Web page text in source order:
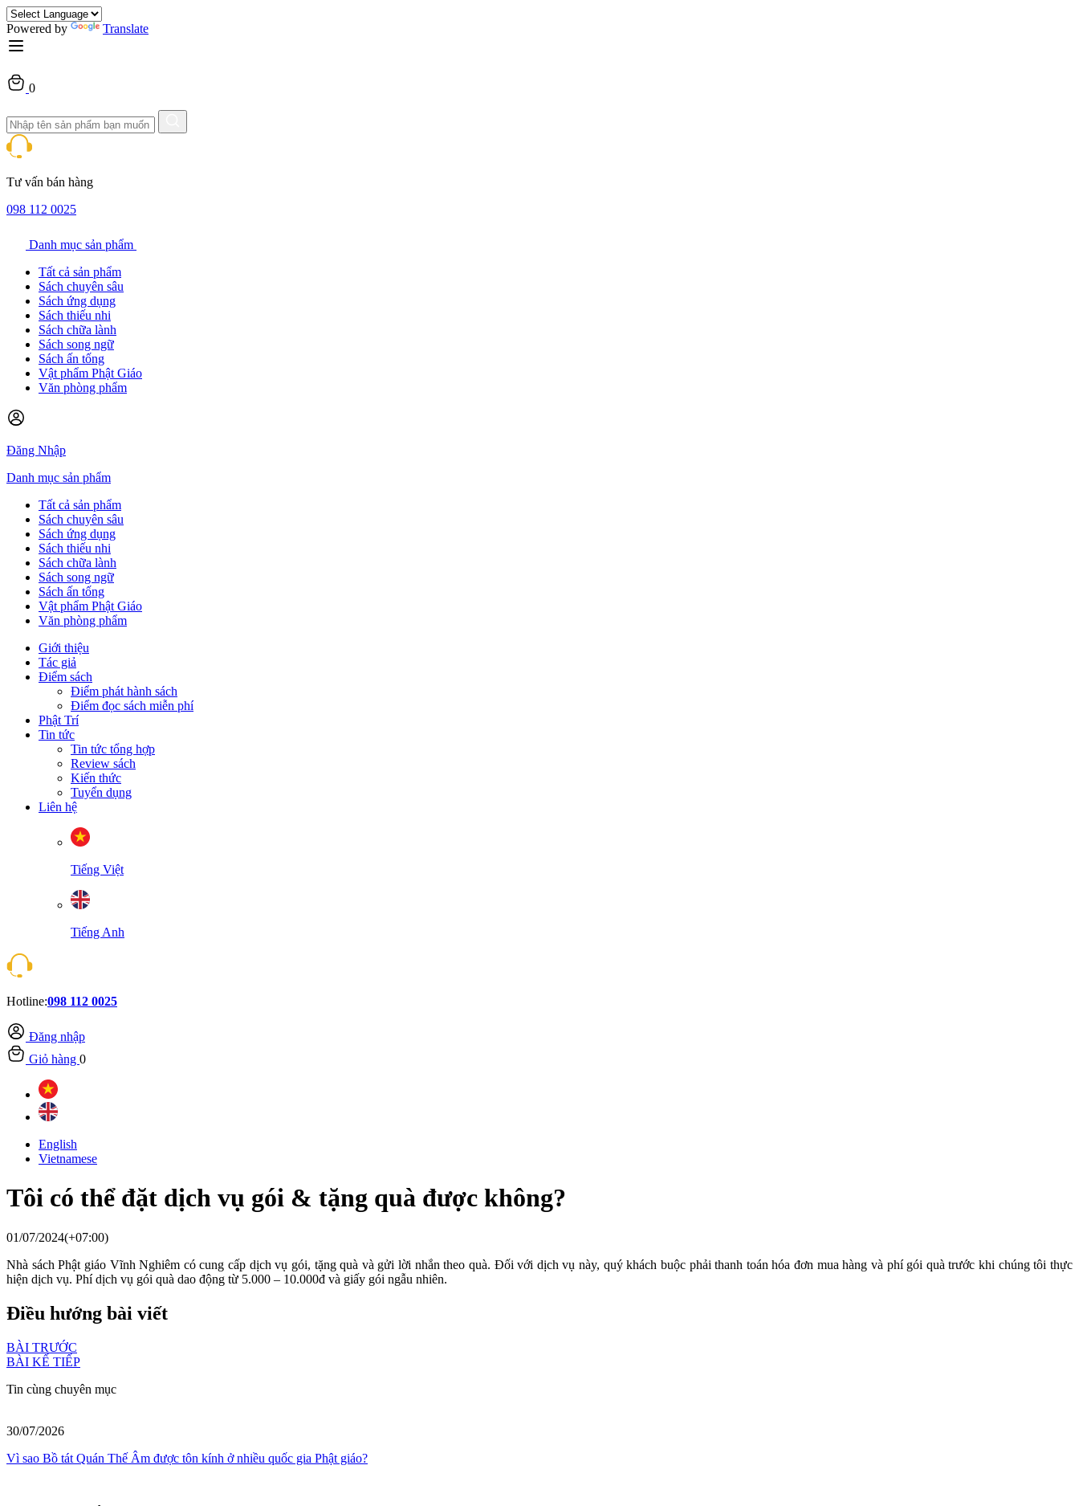
Powered by Translate
0
Tư vấn bán hàng
098 112 0025
Danh mục sản phẩm
Tất cả sản phẩm
Sách chuyên sâu
Sách ứng dụng
Sách thiếu nhi
Sách chữa lành
Sách song ngữ
Sách ấn tống
Vật phẩm Phật Giáo
Văn phòng phẩm
Đăng Nhập
Danh mục sản phẩm
Tất cả sản phẩm
Sách chuyên sâu
Sách ứng dụng
Sách thiếu nhi
Sách chữa lành
Sách song ngữ
Sách ấn tống
Vật phẩm Phật Giáo
Văn phòng phẩm
Giới thiệu
Tác giả
Điểm sách
Điểm phát hành sách
Điểm đọc sách miễn phí
Phật Trí
Tin tức
Tin tức tổng hợp
Review sách
Kiến thức
Tuyển dụng
Liên hệ
Tiếng Việt
Tiếng Anh
Hotline:098 112 0025
Đăng nhập
Giỏ hàng 0
English
Vietnamese
Tôi có thể đặt dịch vụ gói & tặng quà được không?
01/07/2024(+07:00)
Nhà sách Phật giáo Vĩnh Nghiêm có cung cấp dịch vụ gói, tặng quà và gửi lời nhắn theo quà. Đối với dịch vụ này, quý khách buộc phải thanh toán hóa đơn mua hàng và phí gói quà trước khi chúng tôi thực
hiện dịch vụ. Phí dịch vụ gói quà dao động từ 5.000 – 10.000đ và giấy gói ngẫu nhiên.
Điều hướng bài viết
BÀI TRƯỚC
BÀI KẾ TIẾP
Tin cùng chuyên mục
30/07/2026
Vì sao Bồ tát Quán Thế Âm được tôn kính ở nhiều quốc gia Phật giáo?